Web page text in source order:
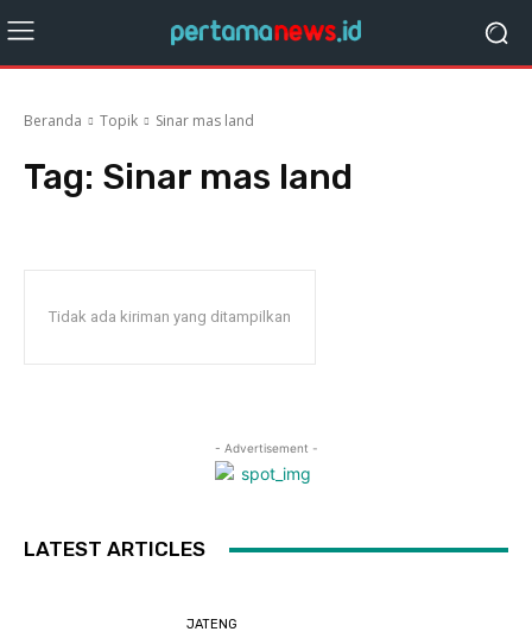
Beranda Topik Sinar mas land
Tag: Sinar mas land
Tidak ada kiriman yang ditampilkan
- Advertisement -
LATEST ARTICLES
JATENG